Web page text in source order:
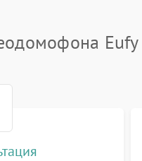
Eufy